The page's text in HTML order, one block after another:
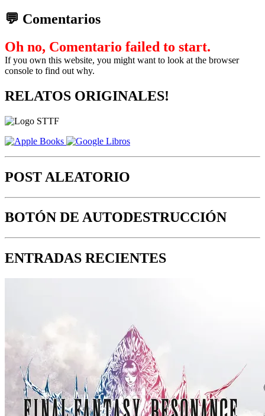
💬 Comentarios
Oh no, Comentario failed to start.
If you own this website, you might want to look at the browser
console to find out why.
RELATOS ORIGINALES!
POST ALEATORIO
BOTÓN DE AUTODESTRUCCIÓN
ENTRADAS RECIENTES